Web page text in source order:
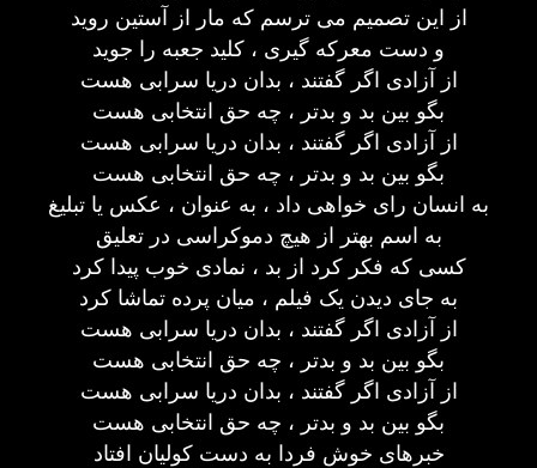
از این تصمیم می ترسم که مار از آستین روید
و دست معرکه گیری ، کلید جعبه را جوید
از آزادی اگر گفتند ، بدان دریا سرابی هست
بگو بین بد و بدتر ، چه حق انتخابی هست
از آزادی اگر گفتند ، بدان دریا سرابی هست
بگو بین بد و بدتر ، چه حق انتخابی هست
به انسان رای خواهی داد ، به عنوان ، عکس یا تبلیغ
به اسم بهتر از هیچ دموکراسی در تعلیق
کسی که فکر کرد از بد ، نمادی خوب پیدا کرد
به جای دیدن یک فیلم ، میان پرده تماشا کرد
از آزادی اگر گفتند ، بدان دریا سرابی هست
بگو بین بد و بدتر ، چه حق انتخابی هست
از آزادی اگر گفتند ، بدان دریا سرابی هست
بگو بین بد و بدتر ، چه حق انتخابی هست
خبرهای خوش فردا به دست کولیان افتاد